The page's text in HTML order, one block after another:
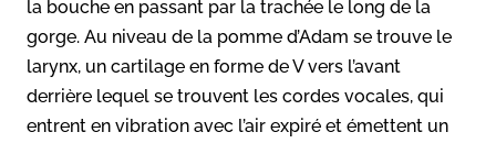
la bouche en passant par la trachée le long de la
gorge. Au niveau de la pomme d’Adam se trouve le
larynx, un cartilage en forme de V vers l’avant
derrière lequel se trouvent les cordes vocales, qui
entrent en vibration avec l’air expiré et émettent un